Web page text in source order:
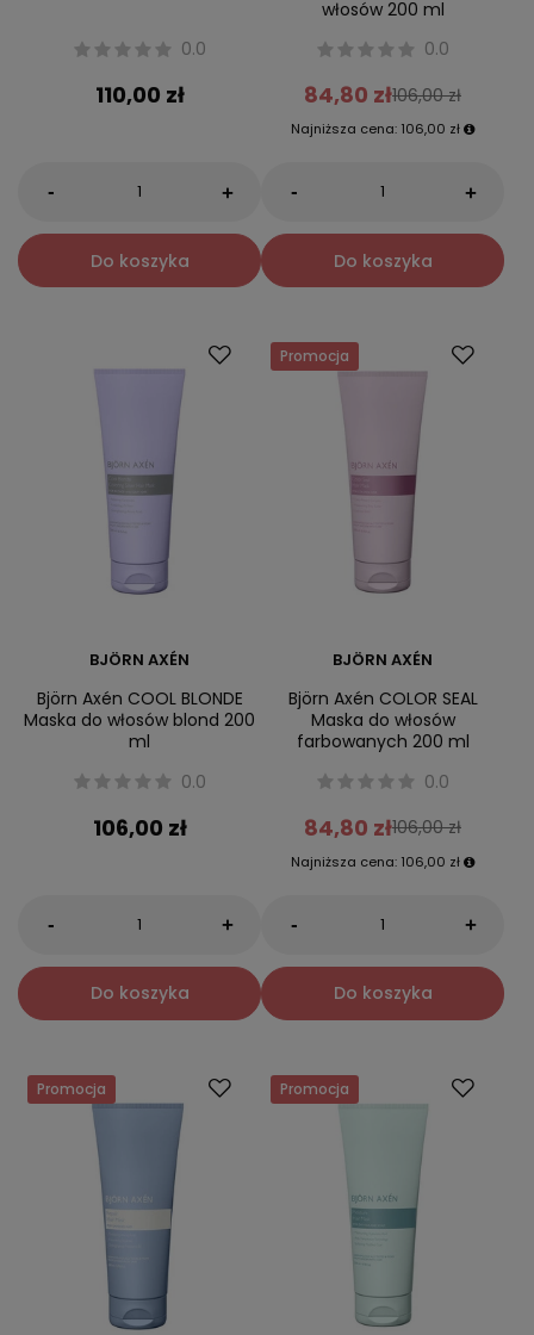
0.0
110,00 zł
- +
Do koszyka
włosów 200 ml
0.0
84,80 zł106,00 zł
Najniższa cena: 106,00 zł
- +
Do koszyka
BJÖRN AXÉN
Björn Axén COOL BLONDE
Maska do włosów blond 200
ml
0.0
106,00 zł
- +
Do koszyka
Promocja
BJÖRN AXÉN
Björn Axén COLOR SEAL
Maska do włosów
farbowanych 200 ml
0.0
84,80 zł106,00 zł
Najniższa cena: 106,00 zł
- +
Do koszyka
Promocja Promocja